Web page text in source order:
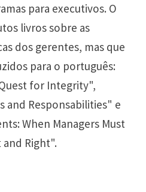
para executivos. O
livros sobre as
dos gerentes, mas que
para o português:
for Integrity",
and Responsabilities" e
When Managers Must
Right".